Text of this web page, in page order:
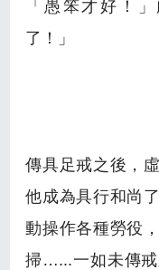
「愚笨才好！
了！」
傳具足戒之後，
他成為具行和尚
動操作各種勞役
掃…...一如未傳